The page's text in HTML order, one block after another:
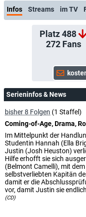
Infos Streams im TV
Platz 488
272Fans
Serieninfos & News
bisher 8 Folgen (1 Staffel)
Coming-of-Age, Drama,
Im Mittelpunkt der
Studentin Hannah (Ella
Justin (Josh Heuston)
Hilfe erhofft sie sich
(Belmont Camelli), mit
selbstverliebten Kapitän
damit er die
vor, damit Justin sie
(CD)